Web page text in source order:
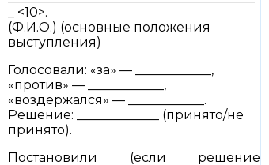
_ <10>.
(Ф.И.О.) (основные положения
выступления)
Голосовали: «за» — ____________,
«против» — ____________,
«воздержался» — ____________.
Решение: _____________ (принято/не
принято).
Постановили (если решение